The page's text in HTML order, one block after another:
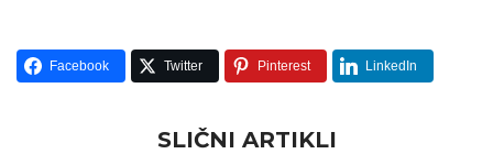
Facebook Twitter Pinterest LinkedIn
SLIČNI ARTIKLI